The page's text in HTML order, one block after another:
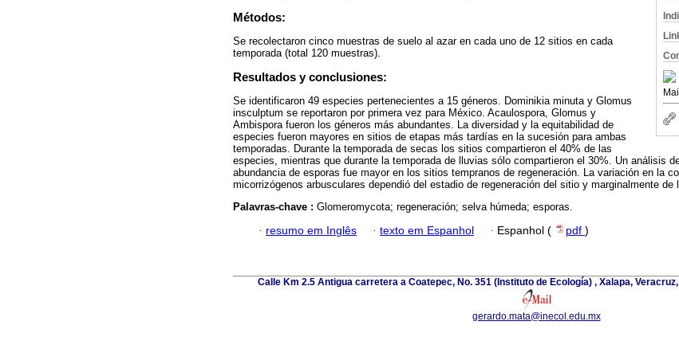
Métodos:
Se recolectaron cinco muestras de suelo al azar en cada uno de 12 sitios en cada
temporada (total 120 muestras).
Resultados y conclusiones:
Se identificaron 49 especies pertenecientes a 15 géneros. Dominikia minuta y Glomus
insculptum se reportaron por primera vez para México. Acaulospora, Glomus y
Ambispora fueron los géneros más abundantes. La diversidad y la equitabilidad de
especies fueron mayores en sitios de etapas más tardías en la sucesión para ambas
temporadas. Durante la temporada de secas los sitios compartieron el 40% de las
especies, mientras que durante la temporada de lluvias sólo compartieron el 30%. Un análisis
abundancia de esporas fue mayor en los sitios tempranos de regeneración. La variación en la
micorrizógenos arbusculares dependió del estadio de regeneración del sitio y marginalmente de
Palavras-chave : Glomeromycota; regeneración; selva húmeda; esporas.
· resumo em Inglês · texto em Espanhol · Espanhol ( pdf )
Calle Km 2.5 Antigua carretera a Coatepec, No. 351 (Instituto de Ecología) , Xalapa,
gerardo.mata@inecol.edu.mx